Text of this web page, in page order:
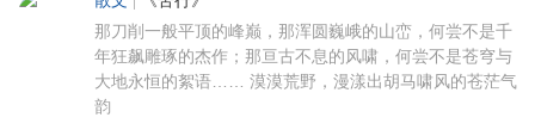
那刀削一般平顶的峰巅，那浑圆巍峨的山峦，何尝不是千
年狂飙雕琢的杰作；那亘古不息的风啸，何尝不是苍穹与
大地永恒的絮语…… 漠漠荒野，漫漾出胡马啸风的苍茫气
韵